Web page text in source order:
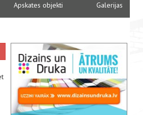
Apskates objekti Galerijas